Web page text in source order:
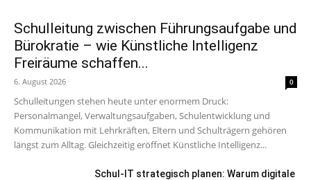
Schulleitung zwischen Führungsaufgabe und
Bürokratie – wie Künstliche Intelligenz
Freiräume schaffen...
6. August 2026 0
Schulleitungen stehen heute unter enormem Druck:
Personalmangel, Verwaltungsaufgaben, Schulentwicklung und
Kommunikation mit Lehrkräften, Eltern und Schulträgern gehören
längst zum Alltag. Gleichzeitig eröffnet Künstliche Intelligenz...
Schul-IT strategisch planen: Warum digitale